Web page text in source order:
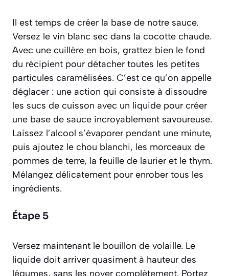
Il est temps de créer la base de notre sauce.
Versez le vin blanc sec dans la cocotte chaude.
Avec une cuillère en bois, grattez bien le fond
du récipient pour détacher toutes les petites
particules caramélisées. C’est ce qu’on appelle
déglacer : une action qui consiste à dissoudre
les sucs de cuisson avec un liquide pour créer
une base de sauce incroyablement savoureuse.
Laissez l’alcool s’évaporer pendant une minute,
puis ajoutez le chou blanchi, les morceaux de
pommes de terre, la feuille de laurier et le thym.
Mélangez délicatement pour enrober tous les
ingrédients.
Étape 5
Versez maintenant le bouillon de volaille. Le
liquide doit arriver quasiment à hauteur des
légumes, sans les noyer complètement. Portez